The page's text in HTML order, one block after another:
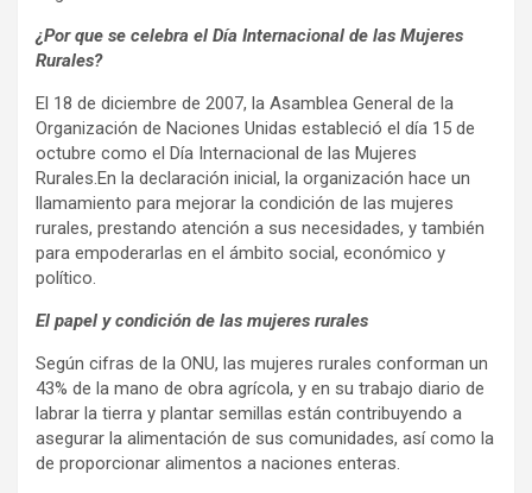
¿Por que se celebra el Día Internacional de las Mujeres
Rurales?
El 18 de diciembre de 2007, la Asamblea General de la
Organización de Naciones Unidas estableció el día 15 de
octubre como el Día Internacional de las Mujeres
Rurales.En la declaración inicial, la organización hace un
llamamiento para mejorar la condición de las mujeres
rurales, prestando atención a sus necesidades, y también
para empoderarlas en el ámbito social, económico y
político.
El papel y condición de las mujeres rurales
Según cifras de la ONU, las mujeres rurales conforman un
43% de la mano de obra agrícola, y en su trabajo diario de
labrar la tierra y plantar semillas están contribuyendo a
asegurar la alimentación de sus comunidades, así como la
de proporcionar alimentos a naciones enteras.